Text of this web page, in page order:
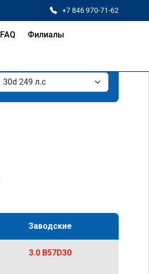
+7 846 970-71-62
FAQ Филиалы
Заводские
3.0 B57D30